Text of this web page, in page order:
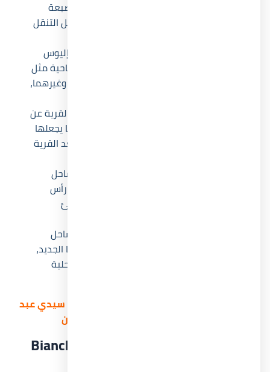
: يمكنك الوصول إلى طريق الضبعة
الرئيسي خلال حوالي 40 دقيقة فقط، ما يسهل التنقل
: تقع قرية بيانكي إليوس
الساحل الشمالي بالقرب من أشهر القرى السياحية مثل
وقرية أمواج وغيرهما،
: تفصل القرية عن
مدينة الإسكندرية مسافة تبلغ نحو 153 كم، ما يجعلها
وجهة مثالية بعيدا من صخب المدينة، كما تبعد القرية
: تقع قرية Bianchi Ilios الساحل
الشمالي على بعد حوالي 25 دقيقة من خليج رأس
الحكمة، لتكون على مقربة من أجمل الشواطئ
: توفر بيانكي إليوس الساحل
الشمالي وصول سريع لقربها من طريق الفوكا الجديد،
مما يسهل الانتقال إلى مختلف المناطق الساحلية
للحصول على موقع من قرية بيانكي إليوس سيدي عبد
الرحمن بالتفصيل | تواصل معنا الآن
الخدمات المتوفرة في Bianchi North